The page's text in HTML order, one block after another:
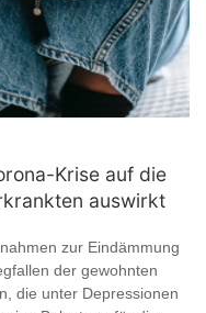
Krise auf die
auswirkt
zur Eindämmung
der gewohnten
die unter Depressionen